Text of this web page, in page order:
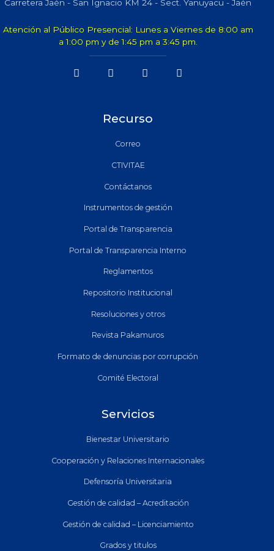
Carretera Jaén - San Ignacio KM 24 - Sect. Yanuyacu - Jaén
Atención al Público Presencial: Lunes a Viernes de 8:00 am
a 1:00 pm y de 1:45 pm a 3:45 pm.
Recurso
Correo
CTIVITAE
Contáctanos
Instrumentos de gestión
Portal de Transparencia
Portal de Transparencia Interno
Reglamentos
Repositorio Institucional
Resoluciones y otros
Revista Pakamuros
Formato de denuncias por corrupción
Comité Electoral
Servicios
Bienestar Universitario
Cooperación y Relaciones Internacionales
Defensoría Universitaria
Gestión de calidad – Acreditación
Gestión de calidad – Licenciamiento
Grados y titulos